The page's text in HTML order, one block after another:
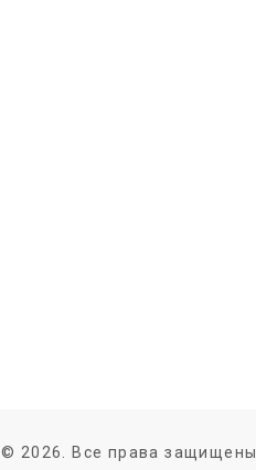
© 2026. Все права защищены.